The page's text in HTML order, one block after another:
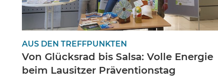
AUS DEN TREFFPUNKTEN
Von Glücksrad bis Salsa: Volle Energie
beim Lausitzer Präventionstag